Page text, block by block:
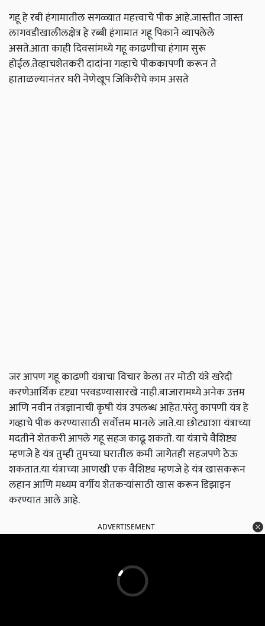
गहू हे रबी हंगामातील सगळ्यात महत्त्वाचे पीक आहे.जास्तीत जास्त
लागवडीखालीलक्षेत्र हे रब्बी हंगामात गहू पिकाने व्यापलेले
असते.आता काही दिवसांमध्ये गहू काढणीचा हंगाम सुरू
होईल.तेव्हाचशेतकरी दादांना गव्हाचे पीककापणी करून ते
हाताळल्यानंतर घरी नेणेखूप जिकिरीचे काम असते
जर आपण गहू काढणी यंत्राचा विचार केला तर मोठी यंत्रे खरेदी
करणेआर्थिक दृष्ट्या परवडण्यासारखे नाही.बाजारामध्ये अनेक उत्तम
आणि नवीन तंत्रज्ञानाची कृषी यंत्र उपलब्ध आहेत.परंतु कापणी यंत्र हे
गव्हाचे पीक करण्यासाठी सर्वोत्तम मानले जाते.या छोट्याशा यंत्राच्या
मदतीने शेतकरी आपले गहू सहज काढू शकतो. या यंत्राचे वैशिष्ट्य
म्हणजे हे यंत्र तुम्ही तुमच्या घरातील कमी जागेतही सहजपणे ठेऊ
शकतात.या यंत्राच्या आणखी एक वैशिष्ट्य म्हणजे हे यंत्र खासकरून
लहान आणि मध्यम वर्गीय शेतकऱ्यांसाठी खास करून डिझाइन
करण्यात आले आहे.
ADVERTISEMENT